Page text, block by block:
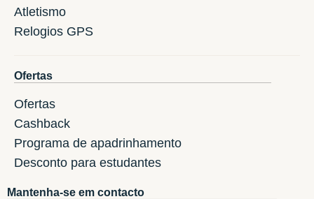
Atletismo
Relogios GPS
Ofertas
Ofertas
Cashback
Programa de apadrinhamento
Desconto para estudantes
Mantenha-se em contacto